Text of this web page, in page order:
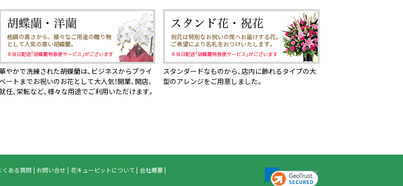
やかで洗練された胡蝶蘭は、ビジネスからプライ
ベートまでお祝いのお花として大人気！開業、開店、
任、栄転など、様々な用途でご利用いただけます。
スタンダードなものから、店内に飾れるタイプの大
型のアレンジをご用意しました。
くある質問 お問い合せ 花キューピットについて
会社概要